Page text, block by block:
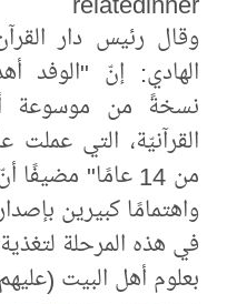
وقال رئيس دار
الهادي: إنّ "الوفد
نسخةً من موسوعة
القرآنيّة، التي عملت
من 14 عامًا"
واهتمامًا كبيرين
في هذه المرحلة
بعلوم أهل البيت